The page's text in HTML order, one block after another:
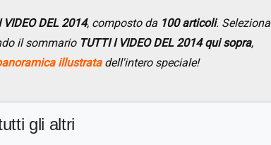
DEL 2014, composto da 100 articoli. Seleziona
il sommario TUTTI I VIDEO DEL 2014 qui sopra,
illustratadell'intero speciale!
gli altri